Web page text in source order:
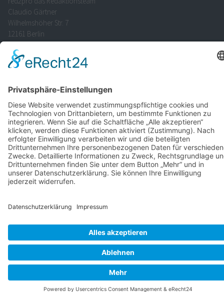
Claudio Gärtner
Wilhelmshöher Str. 7
12161 Berlin
Tel.:+49 30 85 999 666
Fax:
+49 30 85 999 667
UNSERE LEISTUNGEN
Kommunikation
grafische Gestaltungen
Fotografie
Webseiten
Sozial Media
Sportmanagement
UNSERE REFERENZEN